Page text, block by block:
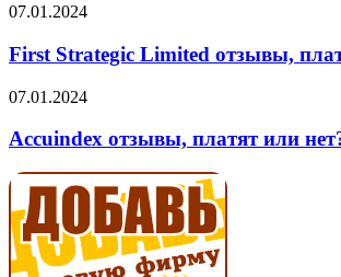
нет?
First
Limited
отзывы,
платят
или
нет?
07.01.2024
First Strategic Limited отзывы,
Accuindex
платят
нет?
07.01.2024
Accuindex отзывы, платят или